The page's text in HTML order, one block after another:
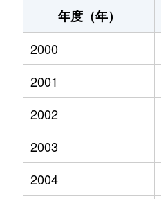
年度（年）
2000
2001
2002
2003
2004